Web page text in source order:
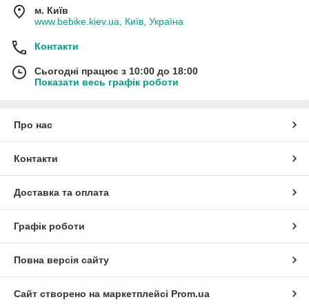
м. Київ
www.bebike.kiev.ua, Київ, Україна
Контакти
Сьогодні працює з 10:00 до 18:00
Показати весь графік роботи
Про нас
Контакти
Доставка та оплата
Графік роботи
Повна версія сайту
Сайт створено на маркетплейсі Prom.ua